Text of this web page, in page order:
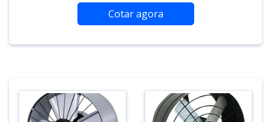
Cotar agora